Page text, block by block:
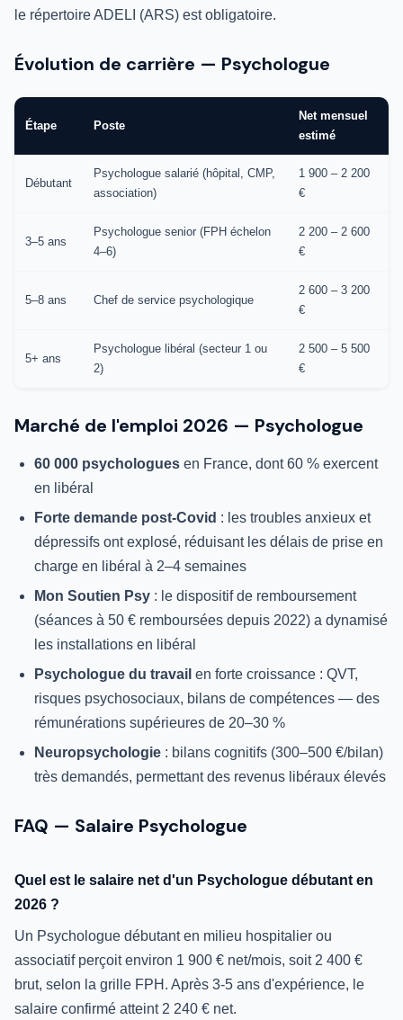
le répertoire ADELI (ARS) est obligatoire.
Évolution de carrière — Psychologue
Étape Poste
Net mensuel
estimé
Débutant
Psychologue salarié (hôpital, CMP,
association)
1 900 – 2 200
€
3–5 ans
Psychologue senior (FPH échelon
4–6)
2 200 – 2 600
€
5–8 ans Chef de service psychologique
2 600 – 3 200
€
5+ ans
Psychologue libéral (secteur 1 ou
2)
2 500 – 5 500
€
Marché de l'emploi 2026 — Psychologue
60 000 psychologues en France, dont 60 % exercent
en libéral
Forte demande post-Covid : les troubles anxieux et
dépressifs ont explosé, réduisant les délais de prise en
charge en libéral à 2–4 semaines
Mon Soutien Psy : le dispositif de remboursement
(séances à 50 € remboursées depuis 2022) a dynamisé
les installations en libéral
Psychologue du travail en forte croissance : QVT,
risques psychosociaux, bilans de compétences — des
rémunérations supérieures de 20–30 %
Neuropsychologie : bilans cognitifs (300–500 €/bilan)
très demandés, permettant des revenus libéraux élevés
FAQ — Salaire Psychologue
Quel est le salaire net d'un Psychologue débutant en
2026 ?
Un Psychologue débutant en milieu hospitalier ou
associatif perçoit environ 1 900 € net/mois, soit 2 400 €
brut, selon la grille FPH. Après 3-5 ans d'expérience, le
salaire confirmé atteint 2 240 € net.